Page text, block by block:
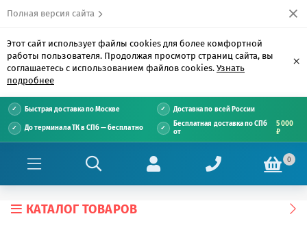
Полная версия сайта
Этот сайт использует файлы cookies для более комфортной
работы пользователя. Продолжая просмотр страниц сайта, вы
соглашаетесь с использованием файлов cookies. Узнать
подробнее
×
Быстрая доставка по Москве Доставка по всей России
До терминала ТК в СПб — бесплатно
Бесплатная доставка по СПб
от
5 000
₽
0
КАТАЛОГ ТОВАРОВ